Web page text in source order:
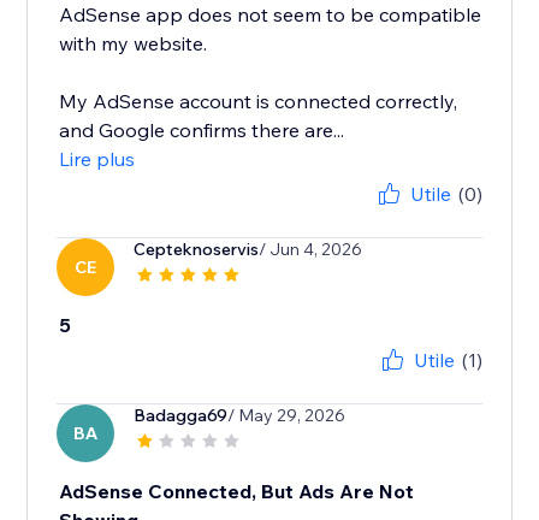
AdSense app does not seem to be compatible
with my website.
My AdSense account is connected correctly,
and Google confirms there are...
Lire plus
Utile (0)
CE
Cepteknoservis/ Jun 4, 2026
5
Utile (1)
BA
Badagga69/ May 29, 2026
AdSense Connected, But Ads Are Not